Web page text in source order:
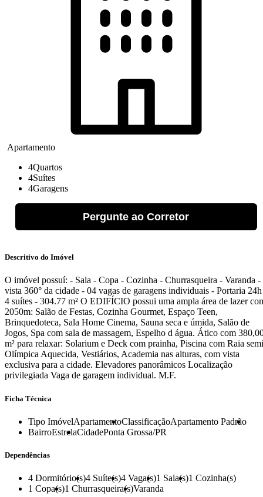
Apartamento
4Quartos
4Suítes
4Garagens
Pergunte ao Corretor
Descritivo do Imóvel
O imóvel possuí: - Sala - Copa - Cozinha - Churrasqueira - Varanda -
vista 360° da cidade - 04 vagas de garagens individuais - Portaria
4 suítes - 304.77 m² O EDIFÍCIO possui uma ampla área de lazer
2050m: Salão de Festas, Cozinha Gourmet, Espaço Teen,
Brinquedoteca, Sala Home Cinema, Sauna seca e úmida, Salão de
Jogos, Spa com sala de massagem, Espelho d água. Ático com
m² para relaxar: Solarium e Deck com prainha, Piscina com Raia semi
Olímpica Aquecida, Vestiários, Academia nas alturas, com vista
exclusiva para a cidade. Elevadores panorâmicos Localização
privilegiada Vaga de garagem individual. M.F.
Ficha Técnica
Tipo ImóvelApartamentoClassificaçãoApartamento Padrão
BairroEstrelaCidadePonta Grossa/PR
Dependências
4 Dormitório(s)4 Suíte(s)4 Vaga(s)1 Sala(s)1 Cozinha(s)
1 Copa(s)1 Churrasqueira(s)Varanda